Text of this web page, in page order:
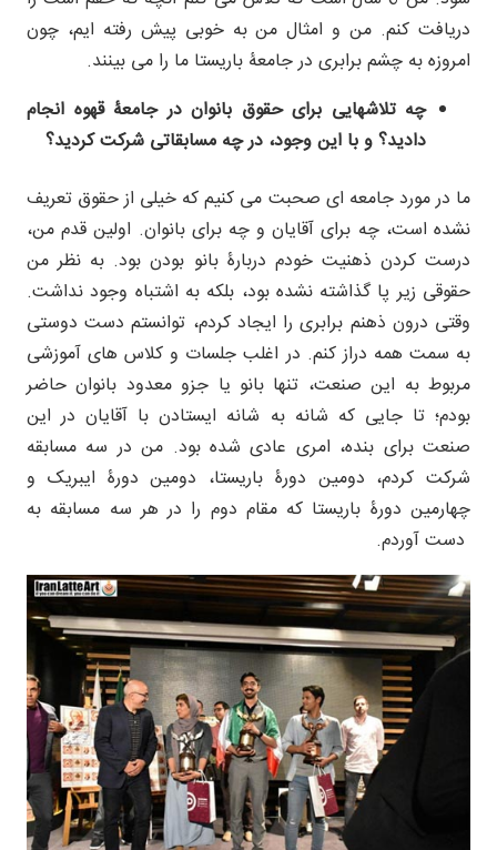
دریافت کنم. من و امثال من به خوبی پیش رفته ایم، چون
امروزه به چشم برابری در جامعۀ باریستا ما را می بینند.
چه تلاشهایی برای حقوق بانوان در جامعۀ قهوه انجام
دادید؟ و با این وجود، در چه مسابقاتی شرکت کردید؟
ما در مورد جامعه ای صحبت می کنیم که خیلی از حقوق تعریف
نشده است، چه برای آقایان و چه برای بانوان. اولین قدم من،
درست کردن ذهنیت خودم دربارۀ بانو بودن بود. به نظر من
حقوقی زیر پا گذاشته نشده بود، بلکه به اشتباه وجود نداشت.
وقتی درون ذهنم برابری را ایجاد کردم، توانستم دست دوستی
به سمت همه دراز کنم. در اغلب جلسات و کلاس های آموزشی
مربوط به این صنعت، تنها بانو یا جزو معدود بانوان حاضر
بودم؛ تا جایی که شانه به شانه ایستادن با آقایان در این
صنعت برای بنده، امری عادی شده بود. من در سه مسابقه
شرکت کردم، دومین دورۀ باریستا، دومین دورۀ ایبریک و
چهارمین دورۀ باریستا که مقام دوم را در هر سه مسابقه به
دست آوردم.